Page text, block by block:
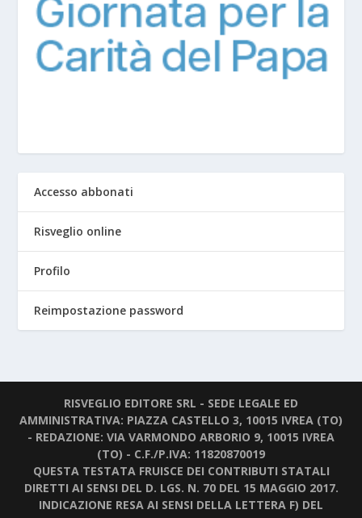
Accesso abbonati
Risveglio online
Profilo
Reimpostazione password
RISVEGLIO EDITORE SRL - SEDE LEGALE ED
AMMINISTRATIVA: PIAZZA CASTELLO 3, 10015 IVREA (TO)
- REDAZIONE: VIA VARMONDO ARBORIO 9, 10015 IVREA
(TO) - C.F./P.IVA: 11820870019
QUESTA TESTATA FRUISCE DEI CONTRIBUTI STATALI
DIRETTI AI SENSI DEL D. LGS. N. 70 DEL 15 MAGGIO 2017.
INDICAZIONE RESA AI SENSI DELLA LETTERA F) DEL